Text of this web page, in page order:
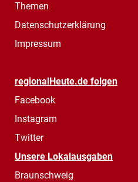
Themen
Datenschutzerklärung
Impressum
regionalHeute.de folgen
Facebook
Instagram
Twitter
Unsere Lokalausgaben
Braunschweig